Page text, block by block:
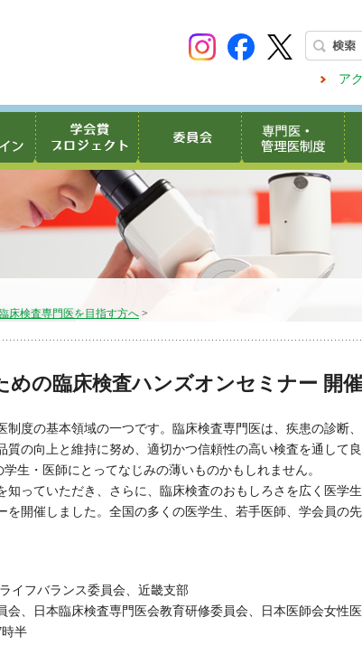
ア
床検査専門医を目指す方へ >
めの臨床検査ハンズオンセミナー 開
度の基本領域の一つです。臨床検査専門医は、疾患の診断
質の向上と維持に努め、適切かつ信頼性の高い検査を通して
生・医師にとってなじみの薄いものかもしれません。
っていただき、さらに、臨床検査のおもしろさを広く医学
開催しました。全国の多くの医学生、若手医師、学会員の
フバランス委員会、近畿支部
、日本臨床検査専門医会教育研修委員会、日本医師会女性
半